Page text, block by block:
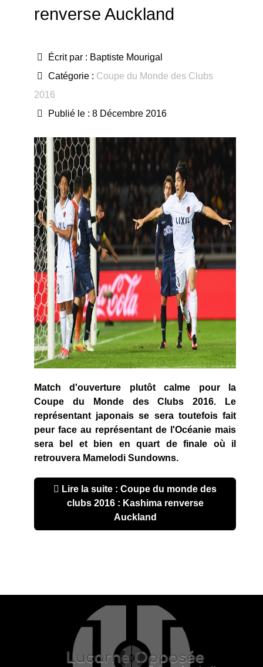
renverse Auckland
Écrit par : Baptiste Mourigal
Catégorie : Coupe du Monde des Clubs
2016
Publié le : 8 Décembre 2016
Match d'ouverture plutôt calme pour la
Coupe du Monde des Clubs 2016. Le
représentant japonais se sera toutefois fait
peur face au représentant de l'Océanie mais
sera bel et bien en quart de finale où il
retrouvera Mamelodi Sundowns.
Lire la suite : Coupe du monde des
clubs 2016 : Kashima renverse
Auckland